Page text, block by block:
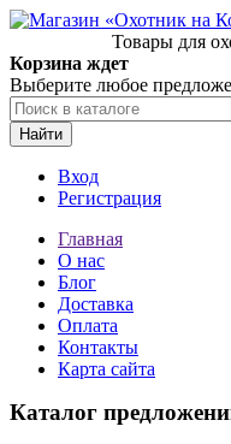
Товары для
Корзина ждет
Выберите любое
Найти
Вход
Регистрация
Главная
О нас
Блог
Доставка
Оплата
Контакты
Карта сайта
Каталог